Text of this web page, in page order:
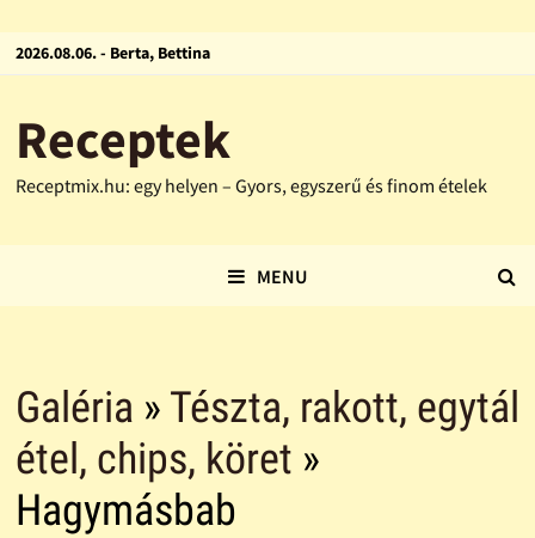
2026.08.06. - Berta, Bettina
Receptek
Receptmix.hu: egy helyen – Gyors, egyszerű és finom ételek
MENU
Galéria » Tészta, rakott, egytál
étel, chips, köret »
Hagymásbab